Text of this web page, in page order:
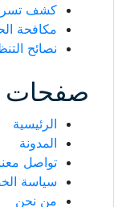
كشف
مكافحة
نصائح
صفحات
الرئيسية
المدونة
تواصل
سياسة
من نحن